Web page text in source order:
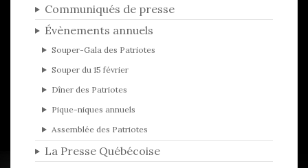
Communiqués de presse
Évènements annuels
Souper-Gala des Patriotes
Souper du 15 février
Dîner des Patriotes
Pique-niques annuels
Assemblée des Patriotes
La Presse Québécoise